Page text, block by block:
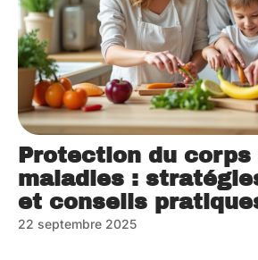
Protection du
maladies :
et conseils
22 septembre 2025